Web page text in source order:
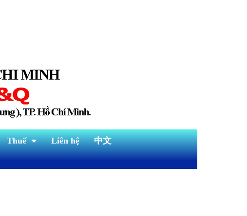
Thuế Liên hệ 中文